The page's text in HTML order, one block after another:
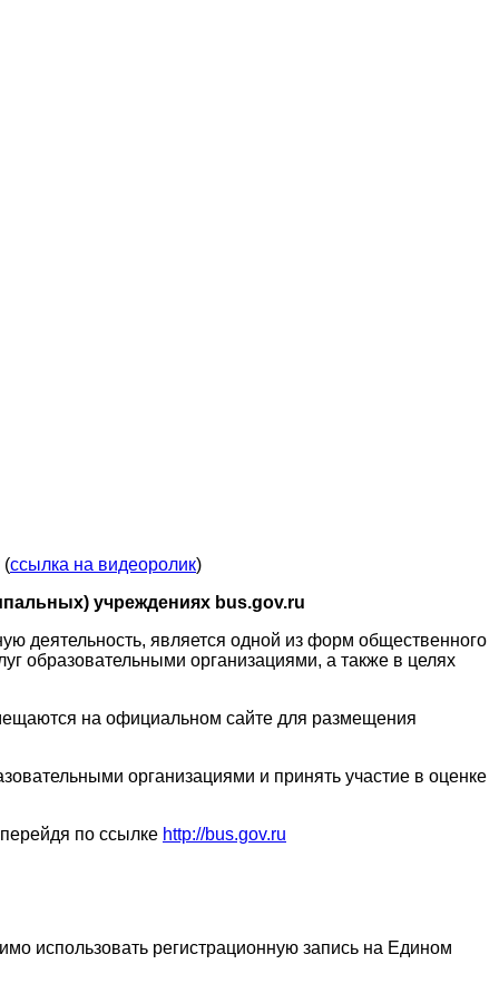
(ссылка на видеоролик)
учреждениях bus.gov.ru
деятельность, является одной из форм общественного
образовательными организациями, а также в целях
на официальном сайте для размещения
организациями и принять участие в оценке
по ссылке http://bus.gov.ru
использовать регистрационную запись на Едином